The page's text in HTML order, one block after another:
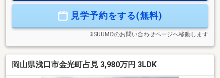
価格となっております。物件や住宅ローンに関するご相談
等、お気軽にお待ちしております(^^)/
見学予約をする(無料)
※SUUMOのお問い合わせページへ移動します
岡山県浅口市金光町占見 3,980万円 3LDK